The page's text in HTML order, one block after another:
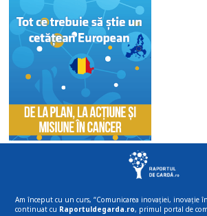
Am început cu un curs, “Comunicarea inovației, inovație
continuat cu Raportuldegarda.ro, primul portal de